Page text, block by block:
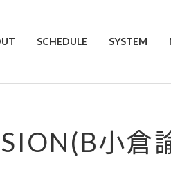
SCHEDULE SYSTEM
小倉